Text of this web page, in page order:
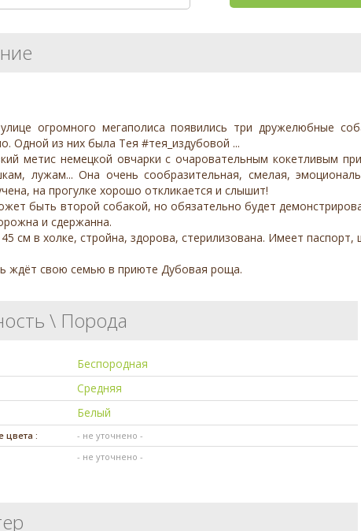
огромного мегаполиса появились три дружелюбные
Одной из них была Тея #тея_издубовой ...
метис немецкой овчарки с очаровательным кокетливым
лужам... Она очень сообразительная, смелая,
на прогулке хорошо откликается и слышит!
быть второй собакой, но обязательно будет
и сдержанна.
см в холке, стройна, здорова, стерилизована. Имеет
ждёт свою семью в приюте Дубовая роща.
\ Порода
Беспородная
Средняя
Белый
цвета :
- не уточнено -
- не уточнено -